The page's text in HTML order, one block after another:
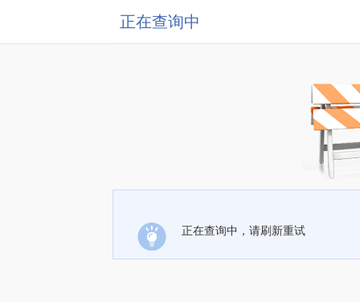
正在查询中
正在查询中，请刷新重试